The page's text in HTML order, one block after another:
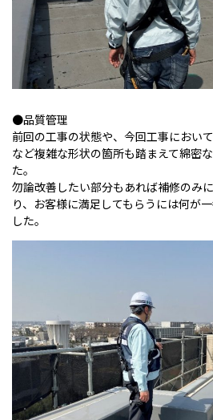
●品質管理
前回の工事の状態や、今回工事におい
など複雑な形状の箇所も踏まえて綿密
た。
勿論改善したい部分もあれば補修のみ
り、お客様に満足してもらうには何が
した。